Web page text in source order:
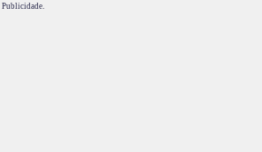
Publicidade.